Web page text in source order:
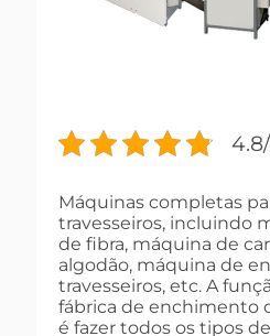
Máquinas completas
travesseiros, incluindo
de fibra, máquina de
algodão, máquina de
travesseiros, etc. A
fábrica de enchimento
é fazer todos os tipos